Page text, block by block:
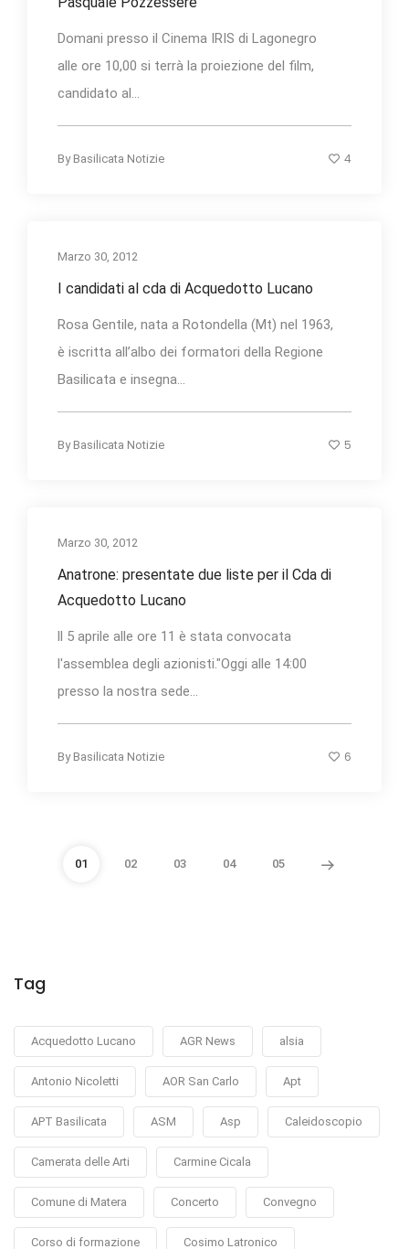
Domani presso il Cinema IRIS di Lagonegro
alle ore 10,00 si terrà la proiezione del film,
candidato al...
By Basilicata Notizie 4
Marzo 30, 2012
I candidati al cda di Acquedotto Lucano
Rosa Gentile, nata a Rotondella (Mt) nel 1963,
è iscritta all’albo dei formatori della Regione
Basilicata e insegna...
By Basilicata Notizie 5
Marzo 30, 2012
Anatrone: presentate due liste per il Cda di
Acquedotto Lucano
ll 5 aprile alle ore 11 è stata convocata
l'assemblea degli azionisti."Oggi alle 14:00
presso la nostra sede...
By Basilicata Notizie 6
01 02 03 04 05
Tag
Acquedotto Lucano AGR News alsia
Antonio Nicoletti AOR San Carlo Apt
APT Basilicata ASM Asp Caleidoscopio
Camerata delle Arti Carmine Cicala
Comune di Matera Concerto Convegno
Corso di formazione Cosimo Latronico